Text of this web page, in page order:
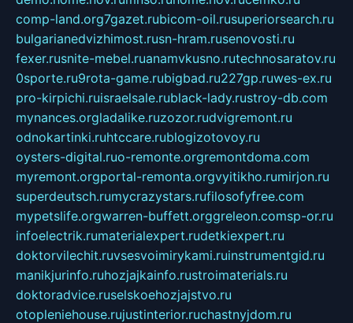
comp-land.org7gazet.rubicom-oil.rusuperiorsearch.ru
bulgarianedvizhimost.rusn-hram.rusenovosti.ru
fexer.rusnite-mebel.ruanamvkusno.rutechnosaratov.ru
0sporte.ru9rota-game.rubigbad.ru227gp.ruwes-ex.ru
pro-kirpichi.ruisraelsale.rublack-lady.rustroy-db.com
mynances.orgladalike.ruzozor.rudvigremont.ru
odnokartinki.ruhtccare.rublogizotovoy.ru
oysters-digital.ruo-remonte.orgremontdoma.com
myremont.orgportal-remonta.orgvyitikho.rumirjon.ru
superdeutsch.rumycrazystars.rufilosofyfree.com
mypetslife.orgwarren-buffett.orggreleon.comsp-or.ru
infoelectrik.rumaterialexpert.rudetkiexpert.ru
doktorvilechit.ruvsesvoimirykami.ruinstrumentgid.ru
manikjurinfo.ruhozjajkainfo.rustroimaterials.ru
doktoradvice.ruselskoehozjajstvo.ru
otopleniehouse.rujustinterior.ruchastnyjdom.ru